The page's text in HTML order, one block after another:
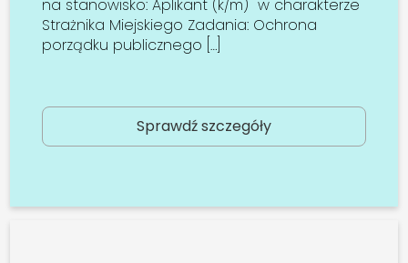
na stanowisko: Aplikant (k/m) w charakterze
Strażnika Miejskiego Zadania: Ochrona
porządku publicznego […]
Sprawdź szczegóły